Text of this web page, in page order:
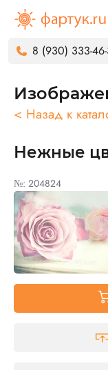
8 (930) 333-
< Назад к
Нежные
№: 204824